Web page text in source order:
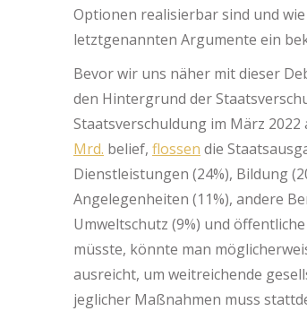
Optionen realisierbar sind und
letztgenannten Argumente ein
Bevor wir uns näher mit dieser
den Hintergrund der
Staatsverschuldung im März 2022
Mrd. belief, flossen die
Dienstleistungen (24%), Bildung
Angelegenheiten (11%), andere
Umweltschutz (9%) und
müsste, könnte man
ausreicht, um weitreichende
jeglicher Maßnahmen muss